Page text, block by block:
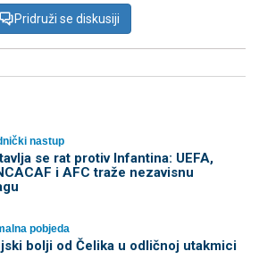
Pridruži se diskusiji
nastup
se rat protiv Infantina: UEFA,
i AFC traže nezavisnu
pobjeda
bolji od Čelika u odličnoj utakmici